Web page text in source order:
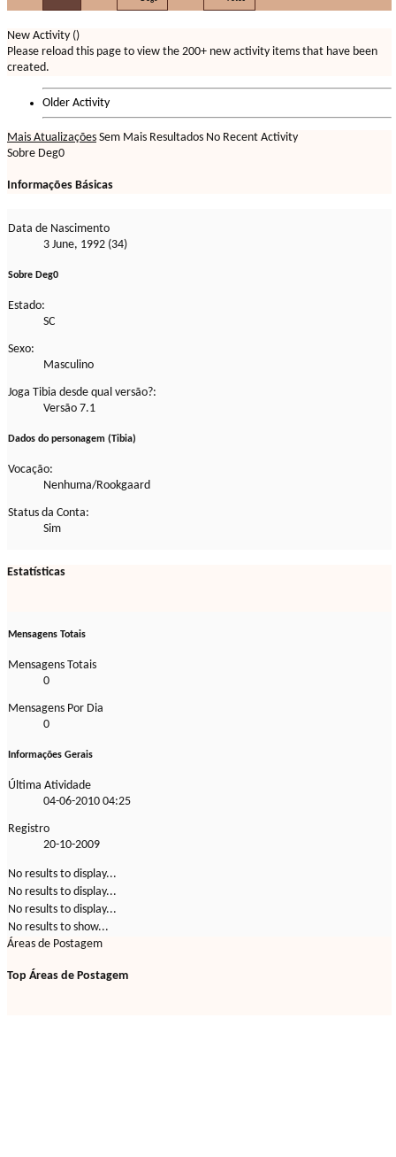
New Activity ()
Please reload this page to view the 200+ new activity items that have been
created.
Older Activity
Mais Atualizações Sem Mais Resultados No Recent Activity
Sobre Deg0
Informações Básicas
Data de Nascimento
3 June, 1992 (34)
Sobre Deg0
Estado:
SC
Sexo:
Masculino
Joga Tibia desde qual versão?:
Versão 7.1
Dados do personagem (Tibia)
Vocação:
Nenhuma/Rookgaard
Status da Conta:
Sim
Estatísticas
Mensagens Totais
Mensagens Totais
0
Mensagens Por Dia
0
Informações Gerais
Última Atividade
04-06-2010 04:25
Registro
20-10-2009
No results to display...
No results to display...
No results to display...
No results to show...
Áreas de Postagem
Top Áreas de Postagem